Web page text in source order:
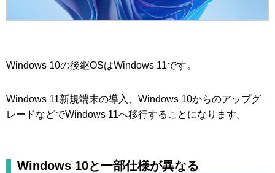
Windows 10の後継OSはWindows 11です。
Windows 11新規端末の導入、Windows 10からのアップグ
レードなどでWindows 11へ移行することになります。
Windows 10と一部仕様が異なる